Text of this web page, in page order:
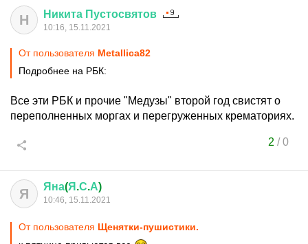
Н Никита Пустосвятов
10:16, 15.11.2021
От пользователя Metallica82
Подробнее на РБК:
Все эти РБК и прочие "Медузы" второй год свистят о
переполненных моргах и перегруженных крематориях.
2 /0
Я Яна(Я .С.А)
10:46, 15.11.2021
От пользователя Щенятки-пушистики.